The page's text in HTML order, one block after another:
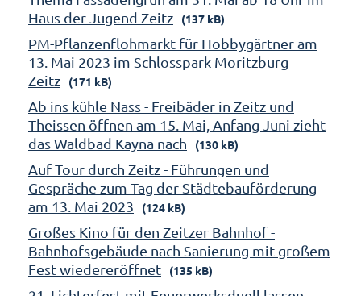
Haus der Jugend Zeitz
(137 kB)
PM-Pflanzenflohmarkt für Hobbygärtner am
13. Mai 2023 im Schlosspark Moritzburg
Zeitz
(171 kB)
Ab ins kühle Nass - Freibäder in Zeitz und
Theissen öffnen am 15. Mai, Anfang Juni zieht
das Waldbad Kayna nach
(130 kB)
Auf Tour durch Zeitz - Führungen und
Gespräche zum Tag der Städtebauförderung
am 13. Mai 2023
(124 kB)
Großes Kino für den Zeitzer Bahnhof -
Bahnhofsgebäude nach Sanierung mit großem
Fest wiedereröffnet
(135 kB)